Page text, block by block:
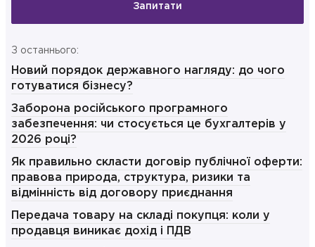
Запитати
З останнього:
Новий порядок державного нагляду: до чого
готуватися бізнесу?
Заборона російського програмного
забезпечення: чи стосується це бухгалтерів у
2026 році?
Як правильно скласти договір публічної оферти:
правова природа, структура, ризики та
відмінність від договору приєднання
Передача товару на складі покупця: коли у
продавця виникає дохід і ПДВ